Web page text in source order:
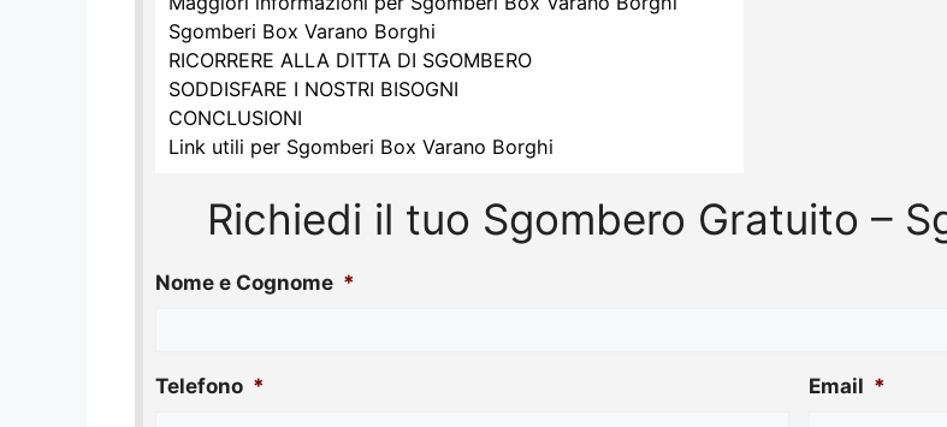
Sgomberi Box Varano Borghi
RICORRERE ALLA DITTA DI SGOMBERO
SODDISFARE I NOSTRI BISOGNI
CONCLUSIONI
Link utili per Sgomberi Box Varano Borghi
Richiedi il tuo Sgombero Gratuito –
Nome e Cognome *
Telefono * Email *